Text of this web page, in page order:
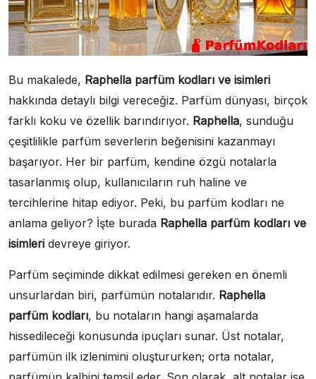
Bu makalede, Raphella parfüm kodları ve isimleri
hakkında detaylı bilgi vereceğiz. Parfüm dünyası, birçok
farklı koku ve özellik barındırıyor. Raphella, sunduğu
çeşitlilikle parfüm severlerin beğenisini kazanmayı
başarıyor. Her bir parfüm, kendine özgü notalarla
tasarlanmış olup, kullanıcıların ruh haline ve
tercihlerine hitap ediyor. Peki, bu parfüm kodları ne
anlama geliyor? İşte burada Raphella parfüm kodları ve
isimleri devreye giriyor.
Parfüm seçiminde dikkat edilmesi gereken en önemli
unsurlardan biri, parfümün notalarıdır. Raphella
parfüm kodları, bu notaların hangi aşamalarda
hissedileceği konusunda ipuçları sunar. Üst notalar,
parfümün ilk izlenimini oluştururken; orta notalar,